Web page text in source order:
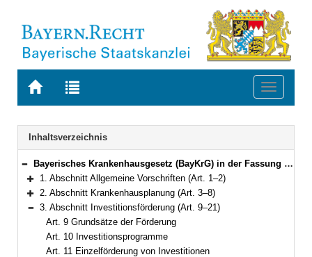
Zur
BAYERN.RECHT
Zur
letzten
Suche
Toggle
Navigation
Inhaltsverzeichnis
Bereich reduzieren
Bayerisches Krankenhausgesetz (BayKrG) in der Fassung der Bekanntmachung vom 28. März 2007 (GVBl. S. 288) BayRS 2126-8-G (Art. 1–31)
Bereich erweitern
1. Abschnitt Allgemeine Vorschriften (Art. 1–2)
Bereich erweitern
2. Abschnitt Krankenhausplanung (Art. 3–8)
Bereich reduzieren
3. Abschnitt Investitionsförderung (Art. 9–21)
Art. 9 Grundsätze der Förderung
Art. 10 Investitionsprogramme
Art. 11 Einzelförderung von Investitionen